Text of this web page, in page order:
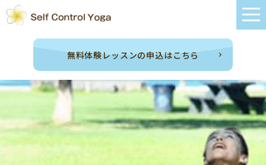
無料体験レッスンの申込はこちら